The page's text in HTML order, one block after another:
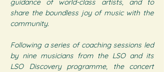
guidance of world-class artists, and to
share the boundless joy of music with the
community.
Following a series of coaching sessions led
by nine musicians from the LSO and its
LSO Discovery programme, the concert